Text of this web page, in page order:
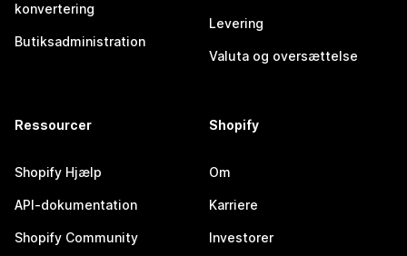
konvertering
Butiksadministration
Levering
Valuta og oversættelse
Ressourcer
Shopify Hjælp
API-dokumentation
Shopify Community
Shopify
Om
Karriere
Investorer